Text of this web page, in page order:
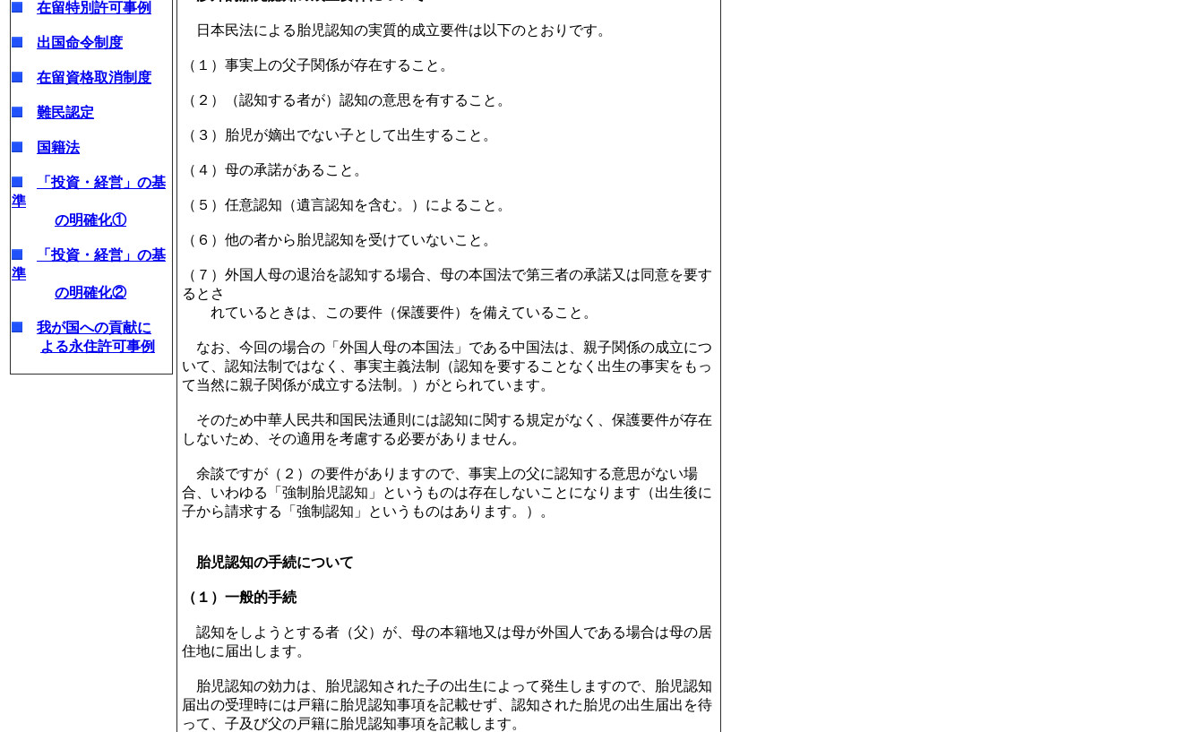
在留特別許可事例
出国命令制度
在留資格取消制度
難民認定
国籍法
「投資・経営」の基
準
の明確化①
「投資・経営」の基
準
の明確化②
我が国への貢献に
よる永住許可事例
日本民法による胎児認知の実質的成立要件は以下のとおりです。
（１）事実上の父子関係が存在すること。
（２）（認知する者が）認知の意思を有すること。
（３）胎児が嫡出でない子として出生すること。
（４）母の承諾があること。
（５）任意認知（遺言認知を含む。）によること。
（６）他の者から胎児認知を受けていないこと。
（７）外国人母の退治を認知する場合、母の本国法で第三者の承諾又は同意を要す
るとさ
れているときは、この要件（保護要件）を備えていること。
なお、今回の場合の「外国人母の本国法」である中国法は、親子関係の成立につ
いて、認知法制ではなく、事実主義法制（認知を要することなく出生の事実をもっ
て当然に親子関係が成立する法制。）がとられています。
そのため中華人民共和国民法通則には認知に関する規定がなく、保護要件が存在
しないため、その適用を考慮する必要がありません。
余談ですが（２）の要件がありますので、事実上の父に認知する意思がない場
合、いわゆる「強制胎児認知」というものは存在しないことになります（出生後に
子から請求する「強制認知」というものはあります。）。
胎児認知の手続について
（１）一般的手続
認知をしようとする者（父）が、母の本籍地又は母が外国人である場合は母の居
住地に届出します。
胎児認知の効力は、胎児認知された子の出生によって発生しますので、胎児認知
届出の受理時には戸籍に胎児認知事項を記載せず、認知された胎児の出生届出を待
って、子及び父の戸籍に胎児認知事項を記載します。